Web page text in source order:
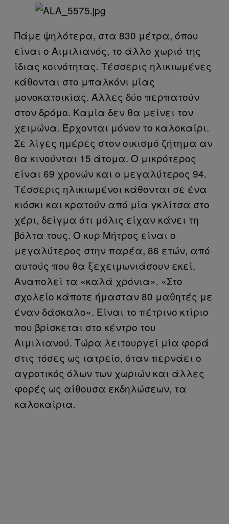
Πάμε ψηλότερα, στα 830 μέτρα, όπου
είναι ο Αιμιλιανός, το άλλο χωριό της
ίδιας κοινότητας. Τέσσερις ηλικιωμένες
κάθονται στο μπαλκόνι μίας
μονοκατοικίας. Άλλες δύο περπατούν
στον δρόμο. Καμία δεν θα μείνει τον
χειμώνα. Έρχονται μόνον το καλοκαίρι.
Σε λίγες ημέρες στον οικισμό ζήτημα αν
θα κινούνται 15 άτομα. Ο μικρότερος
είναι 69 χρονών και ο μεγαλύτερος 94.
Τέσσερις ηλικιωμένοι κάθονται σε ένα
κιόσκι και κρατούν από μία γκλίτσα στο
χέρι, δείγμα ότι μόλις είχαν κάνει τη
βόλτα τους. Ο κυρ Μήτρος είναι ο
μεγαλύτερος στην παρέα, 86 ετών, από
αυτούς που θα ξεχειμωνιάσουν εκεί.
Αναπολεί τα «καλά χρόνια». «Στο
σχολείο κάποτε ήμασταν 80 μαθητές με
έναν δάσκαλο». Είναι το πέτρινο κτίριο
που βρίσκεται στο κέντρο του
Αιμιλιανού. Τώρα λειτουργεί μία φορά
στις τόσες ως ιατρείο, όταν περνάει ο
αγροτικός όλων των χωριών και άλλες
φορές ως αίθουσα εκδηλώσεων, τα
καλοκαίρια.